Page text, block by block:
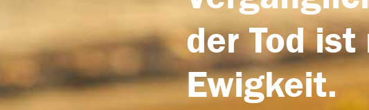
der Tod
Ewigkeit.